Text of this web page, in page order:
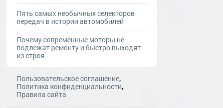
Пять самых необычных селекторов
передач в истории автомобилей
Почему современные моторы не
подлежат ремонту и быстро выходят
из строя
Пользовательское соглашение,
Политика конфиденциальности,
Правила сайта